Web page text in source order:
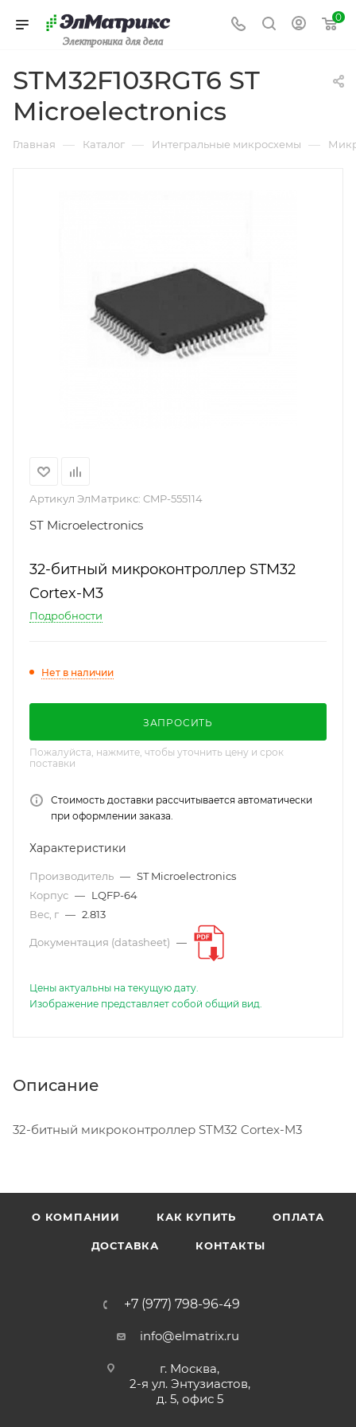
Электроника для дела
0
STM32F103RGT6 ST
Microelectronics
Главная — Каталог — Интегральные микросхемы —
Артикул ЭлМатрикс: CMP-555114
ST Microelectronics
32-битный микроконтроллер STM32
Cortex-M3
Подробности
Нет в наличии
ЗАПРОСИТЬ
Пожалуйста, нажмите, чтобы уточнить цену и срок
поставки
Стоимость доставки рассчитывается автоматически
при оформлении заказа.
Характеристики
Производитель — ST Microelectronics
Корпус — LQFP-64
Вес, г — 2.813
Документация (datasheet) —
Цены актуальны на текущую дату.
Изображение представляет собой общий вид.
Описание
32-битный микроконтроллер STM32 Cortex-M3
О КОМПАНИИ КАК КУПИТЬ ОПЛАТА
ДОСТАВКА КОНТАКТЫ
+7 (977) 798-96-49
info@elmatrix.ru
г. Москва,
2-я ул. Энтузиастов,
д. 5, офис 5